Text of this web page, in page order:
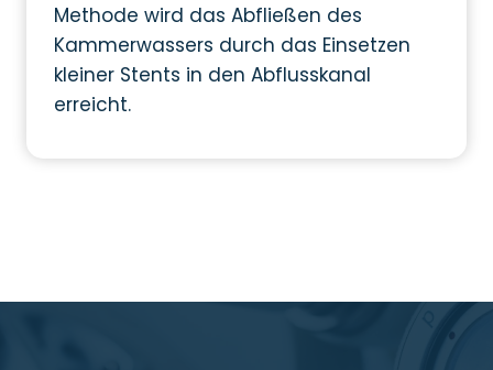
Methode wird das Abfließen des
Kammerwassers durch das Einsetzen
kleiner Stents in den Abflusskanal
erreicht.